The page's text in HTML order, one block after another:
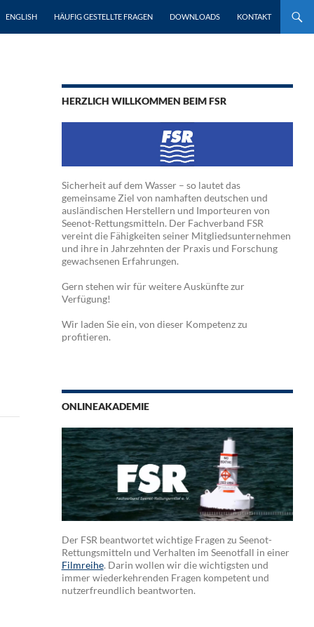
ENGLISH HÄUFIG GESTELLTE FRAGEN DOWNLOADS KONTAKT
HERZLICH WILLKOMMEN BEIM FSR
Sicherheit auf dem Wasser – so lautet das
gemeinsame Ziel von namhaften deutschen und
ausländischen Herstellern und Importeuren von
Seenot-Rettungsmitteln. Der Fachverband FSR
vereint die Fähigkeiten seiner Mitgliedsunternehmen
und ihre in Jahrzehnten der Praxis und Forschung
gewachsenen Erfahrungen.
Gern stehen wir für weitere Auskünfte zur
Verfügung!
Wir laden Sie ein, von dieser Kompetenz zu
profitieren.
ONLINEAKADEMIE
Der FSR beantwortet wichtige Fragen zu Seenot-
Rettungsmitteln und Verhalten im Seenotfall in einer
Filmreihe. Darin wollen wir die wichtigsten und
immer wiederkehrenden Fragen kompetent und
nutzerfreundlich beantworten.